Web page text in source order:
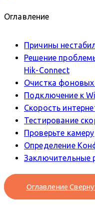
Оглавление
Причины
Решение
Hik-Connect
Очистка
Подключение к
Скорость
Тестирование
Проверьте камеру
Определение
Заключительные
Оглавление